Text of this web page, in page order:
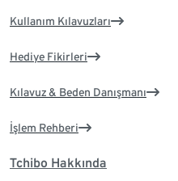
Kullanım Kılavuzları
Hediye Fikirleri
Kılavuz & Beden Danışmanı
İşlem Rehberi
Tchibo Hakkında